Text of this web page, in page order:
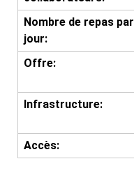
Nombre de repas par
jour:
Offre:
Infrastructure:
Accès: